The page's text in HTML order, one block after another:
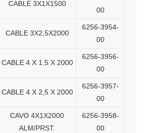
CABLE 3X1X1500
00
CABLE 3X2,5X2000
6256-3954-
00
CABLE 4 X 1,5 X 2000
6256-3956-
00
CABLE 4 X 2,5 X 2000
6256-3957-
00
CAVO 4X1X2000
ALM/PRST.
6256-3958-
00